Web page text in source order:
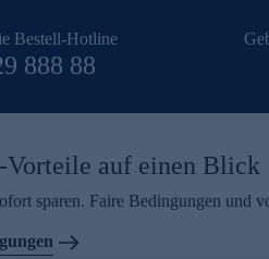
Bestell-Hotline
888 88
Vorteile auf einen Blick
sparen. Faire Bedingungen und